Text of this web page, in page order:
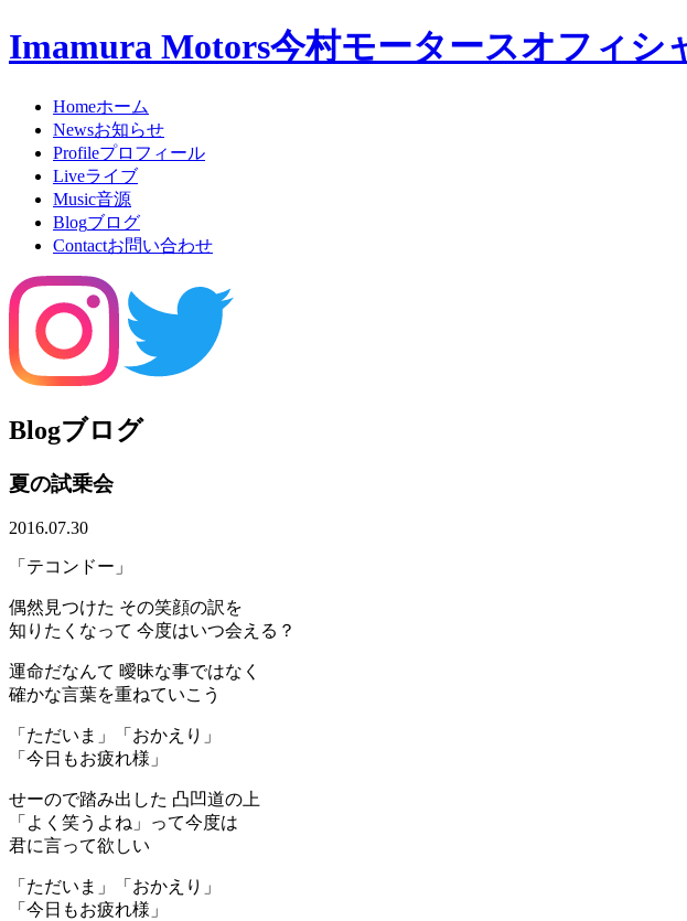
Imamura Motors今村モータースオフィシ
Homeホーム
Newsお知らせ
Profileプロフィール
Liveライブ
Music音源
Blogブログ
Contactお問い合わせ
Blogブログ
夏の試乗会
2016.07.30
「テコンドー」
偶然見つけた その笑顔の訳を
知りたくなって 今度はいつ会える？
運命だなんて 曖昧な事ではなく
確かな言葉を重ねていこう
「ただいま」「おかえり」
「今日もお疲れ様」
せーので踏み出した 凸凹道の上
「よく笑うよね」って今度は
君に言って欲しい
「ただいま」「おかえり」
「今日もお疲れ様」